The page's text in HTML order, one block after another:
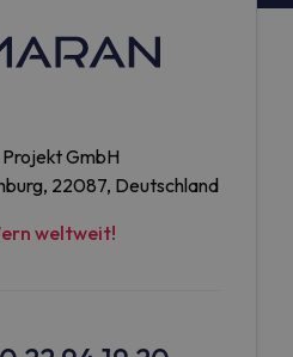
GmbH
22087, Deutschland
weltweit!